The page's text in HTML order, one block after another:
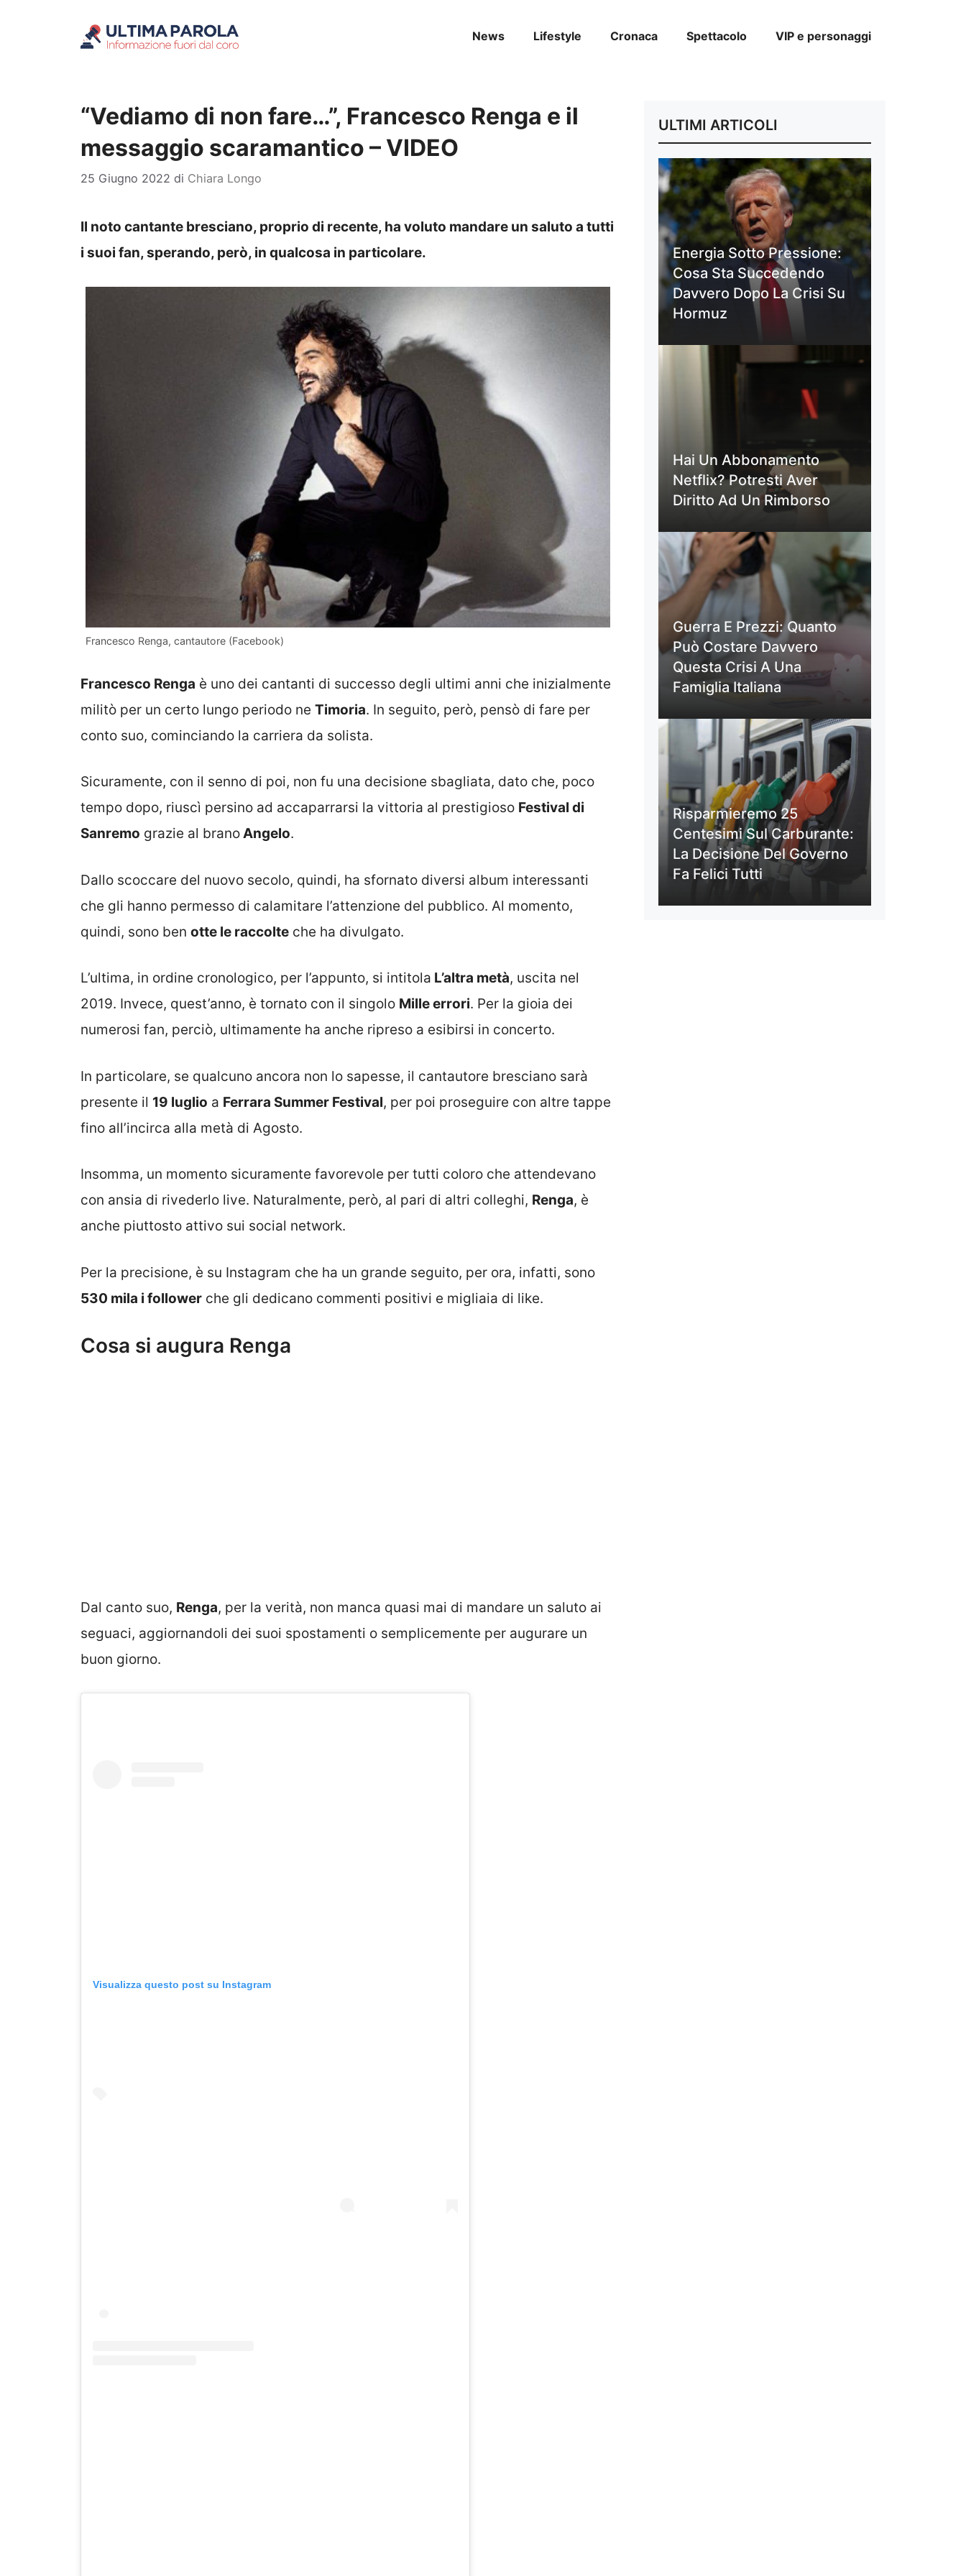
News Lifestyle Cronaca Spettacolo VIP e personaggi
“Vediamo di non fare…”, Francesco Renga e il
messaggio scaramantico – VIDEO
25 Giugno 2022 di Chiara Longo
Il noto cantante bresciano, proprio di recente, ha voluto mandare un saluto a tutti
i suoi fan, sperando, però, in qualcosa in particolare.
Francesco Renga, cantautore (Facebook)
Francesco Renga è uno dei cantanti di successo degli ultimi anni che inizialmente
militò per un certo lungo periodo ne Timoria. In seguito, però, pensò di fare per
conto suo, cominciando la carriera da solista.
Sicuramente, con il senno di poi, non fu una decisione sbagliata, dato che, poco
tempo dopo, riuscì persino ad accaparrarsi la vittoria al prestigioso Festival di
Sanremo grazie al branoAngelo.
Dallo scoccare del nuovo secolo, quindi, ha sfornato diversi album interessanti
che gli hanno permesso di calamitare l’attenzione del pubblico. Al momento,
quindi, sono ben otte le raccolte che ha divulgato.
L’ultima, in ordine cronologico, per l’appunto, si intitola L’altra metà, uscita nel
2019. Invece, quest’anno, è tornato con il singolo Mille errori. Per la gioia dei
numerosi fan, perciò, ultimamente ha anche ripreso a esibirsi in concerto.
In particolare, se qualcuno ancora non lo sapesse, il cantautore bresciano sarà
presente il 19 luglio a Ferrara Summer Festival, per poi proseguire con altre tappe
fino all’incirca alla metà di Agosto.
Insomma, un momento sicuramente favorevole per tutti coloro che attendevano
con ansia di rivederlo live. Naturalmente, però, al pari di altri colleghi, Renga, è
anche piuttosto attivo sui social network.
Per la precisione, è su Instagram che ha un grande seguito, per ora, infatti, sono
530 mila i follower che gli dedicano commenti positivi e migliaia di like.
Cosa si augura Renga
Dal canto suo, Renga, per la verità, non manca quasi mai di mandare un saluto ai
seguaci, aggiornandoli dei suoi spostamenti o semplicemente per augurare un
buon giorno.
Visualizza questo post su Instagram
ULTIMI ARTICOLI
Energia Sotto Pressione:
Cosa Sta Succedendo
Davvero Dopo La Crisi Su
Hormuz
Hai Un Abbonamento
Netflix? Potresti Aver
Diritto Ad Un Rimborso
Guerra E Prezzi: Quanto
Può Costare Davvero
Questa Crisi A Una
Famiglia Italiana
Risparmieremo 25
Centesimi Sul Carburante:
La Decisione Del Governo
Fa Felici Tutti